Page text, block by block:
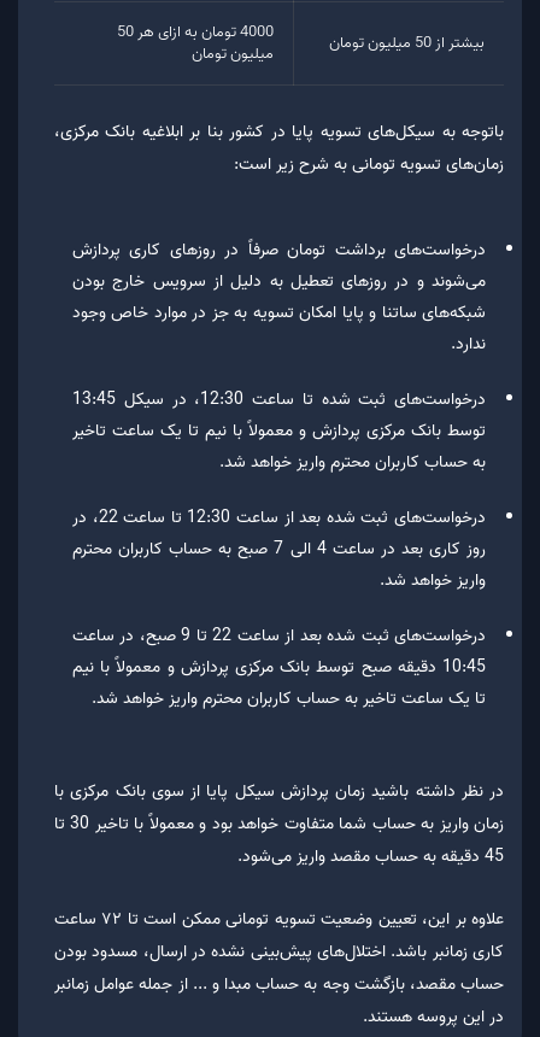
بیشتر از 50 میلیون تومان
4000 تومان به ازای هر 50
میلیون تومان
باتوجه به سیکل‌های تسویه پایا در کشور بنا بر ابلاغیه بانک مرکزی،
زمان‌های تسویه تومانی به شرح زیر است:
درخواست‌های برداشت تومان صرفاً در روزهای کاری پردازش
می‌شوند و در روزهای تعطیل به دلیل از سرویس خارج بودن
شبکه‌های ساتنا و پایا امکان تسویه به جز در موارد خاص وجود
ندارد.
درخواست‌های ثبت شده تا ساعت 12:30، در سیکل 13:45
توسط بانک مرکزی پردازش و معمولاً با نیم تا یک ساعت تاخیر
به حساب کاربران محترم واریز خواهد شد.
درخواست‌های ثبت شده بعد از ساعت 12:30 تا ساعت 22، در
روز کاری بعد در ساعت 4 الی 7 صبح به حساب کاربران محترم
واریز خواهد شد.️
درخواست‌های ثبت شده بعد از ساعت 22 تا 9 صبح، در ساعت
10:45 دقیقه صبح توسط بانک مرکزی پردازش و معمولاً با نیم
تا یک ساعت تاخیر به حساب کاربران محترم واریز خواهد شد.
در نظر داشته باشید زمان پردازش سیکل پایا از سوی بانک مرکزی با
زمان واریز به حساب شما متفاوت خواهد بود و معمولاً با تاخیر 30 تا
45 دقیقه به حساب مقصد واریز می‌شود.
علاوه بر این، تعیین وضعیت تسویه تومانی ممکن است تا ۷۲ ساعت
کاری زمانبر باشد. اختلال‌های پیش‌بینی نشده در ارسال، مسدود بودن
حساب مقصد، بازگشت وجه به حساب مبدا و ... از جمله عوامل زمانبر
در این پروسه هستند.